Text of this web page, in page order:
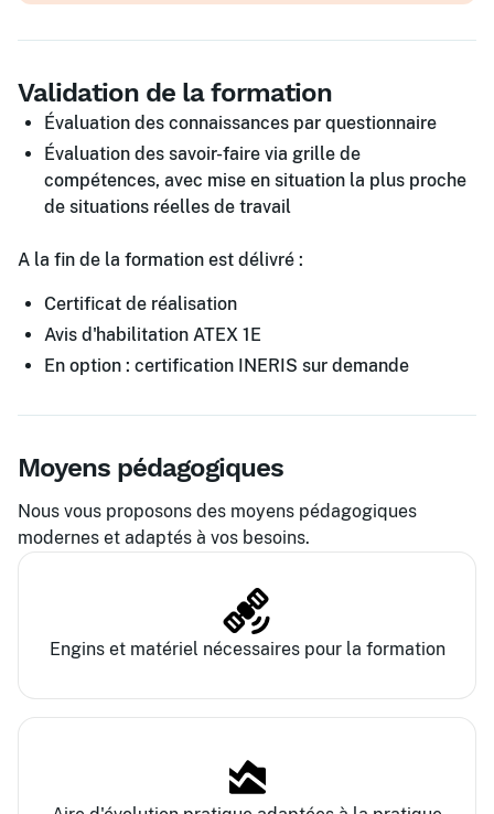
Validation de la formation
Évaluation des connaissances par questionnaire
Évaluation des savoir-faire via grille de
compétences, avec mise en situation la plus proche
de situations réelles de travail
A la fin de la formation est délivré :
Certificat de réalisation
Avis d'habilitation ATEX 1E
En option : certification INERIS sur demande
Moyens pédagogiques
Nous vous proposons des moyens pédagogiques
modernes et adaptés à vos besoins.
Engins et matériel nécessaires pour la formation